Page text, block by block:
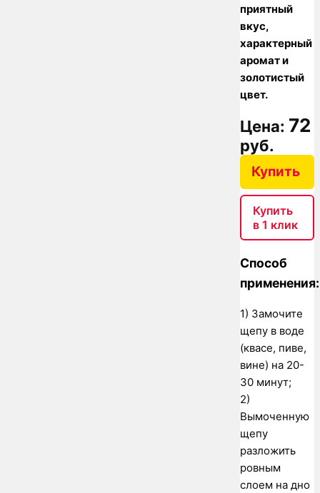
приятный
вкус,
характерный
аромат и
золотистый
цвет.
Цена: 72
руб.
Купить
Купить
в 1 клик
Способ
применения:
1) Замочите
щепу в воде
(квасе, пиве,
вине) на 20-
30 минут;
2)
Вымоченную
щепу
разложить
ровным
слоем на дно